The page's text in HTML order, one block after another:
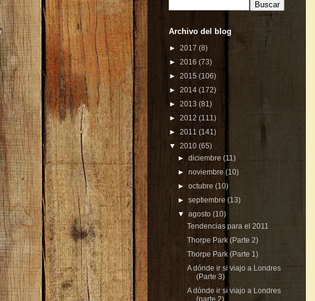
Archivo del blog
► 2017 (8)
► 2016 (73)
► 2015 (106)
► 2014 (172)
► 2013 (81)
► 2012 (111)
► 2011 (141)
▼ 2010 (65)
►diciembre(11)
►noviembre(10)
►octubre(10)
►septiembre(13)
▼agosto(10)
Tendencias para el 2011
Thorpe Park (Parte 2)
Thorpe Park (Parte 1)
A dónde ir si viajo a Londres
(Parte 3)
A dónde ir si viajo a Londres
(parte 2)